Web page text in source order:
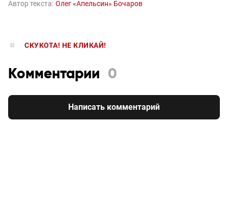
Автор текста: Олег «Апельсин» Бочаров
СКУКОТА! НЕ КЛИКАЙ!
Комментарии 0
Написать комментарий